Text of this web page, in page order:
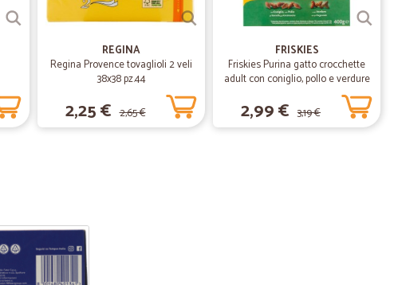
REGINA
Regina Provence tovaglioli 2 veli
38x38 pz.44
2,25 € 2,65 €
FRISKIES
Friskies Purina gatto crocchette
adult con coniglio, pollo e verdure
2,99 € 3,19 €